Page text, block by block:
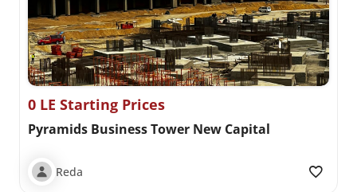
0 LE Starting Prices
Pyramids Business Tower New Capital
Reda